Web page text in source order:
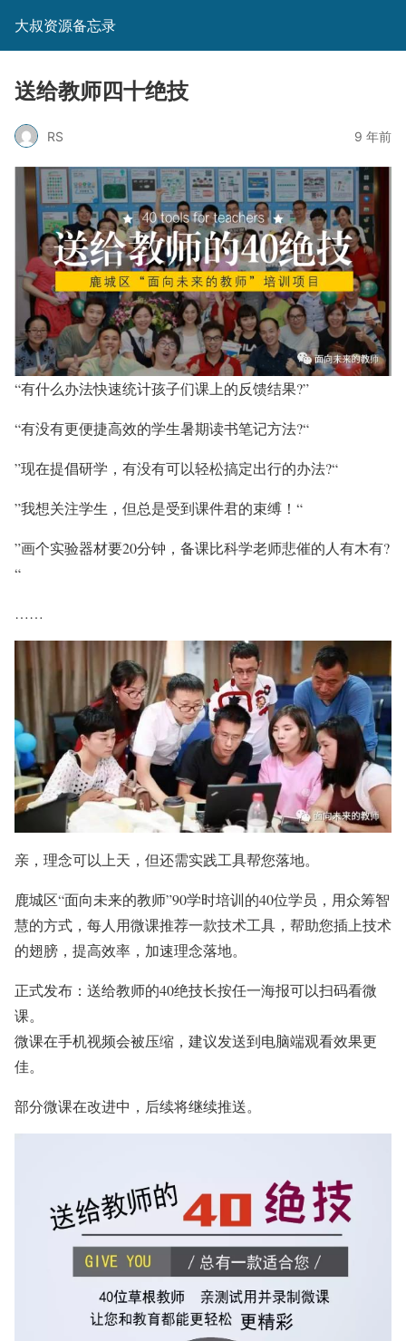
大叔资源备忘录
送给教师四十绝技
RS 9 年前
“有什么办法快速统计孩子们课上的反馈结果?”
“有没有更便捷高效的学生暑期读书笔记方法?“
”现在提倡研学，有没有可以轻松搞定出行的办法?“
”我想关注学生，但总是受到课件君的束缚！“
”画个实验器材要20分钟，备课比科学老师悲催的人有木有?
“
……
亲，理念可以上天，但还需实践工具帮您落地。
鹿城区“面向未来的教师”90学时培训的40位学员，用众筹智
慧的方式，每人用微课推荐一款技术工具，帮助您插上技术
的翅膀，提高效率，加速理念落地。
正式发布：送给教师的40绝技长按任一海报可以扫码看微
课。
微课在手机视频会被压缩，建议发送到电脑端观看效果更
佳。
部分微课在改进中，后续将继续推送。